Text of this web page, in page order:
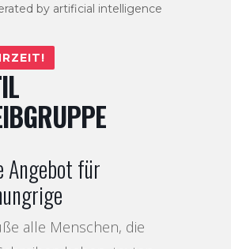
by artificial intelligence
Angebot für
alle Menschen, die